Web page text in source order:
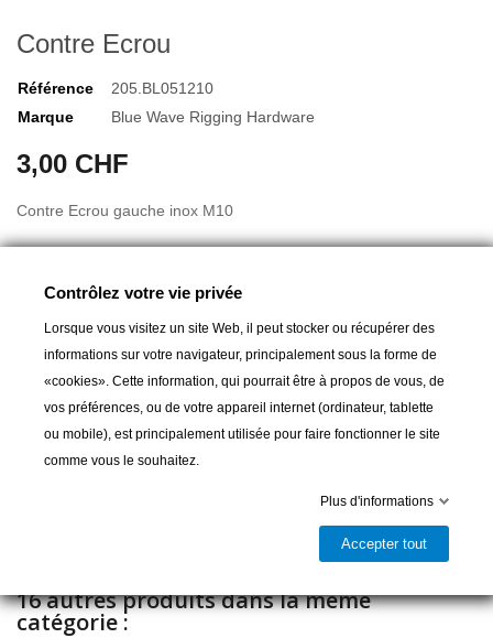
Contre Ecrou
Référence
205.BL051210
Marque
Blue Wave Rigging Hardware
3,00 CHF
Contre Ecrou gauche inox M10
Ajouter au panier
Livrable et disponible en magasin
16 autres produits dans la même
catégorie :
Contrôlez votre vie privée
Lorsque vous visitez un site Web, il peut stocker ou récupérer des
informations sur votre navigateur, principalement sous la forme de
«cookies». Cette information, qui pourrait être à propos de vous, de
vos préférences, ou de votre appareil internet (ordinateur, tablette
ou mobile), est principalement utilisée pour faire fonctionner le site
comme vous le souhaitez.
Plus d'informations
Accepter tout